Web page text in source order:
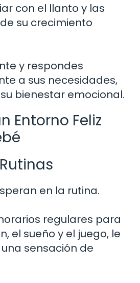
con el llanto y las
su crecimiento
y respondes
a sus necesidades,
bienestar emocional.
Entorno Feliz
en la rutina.
regulares para
el sueño y el juego, le
sensación de